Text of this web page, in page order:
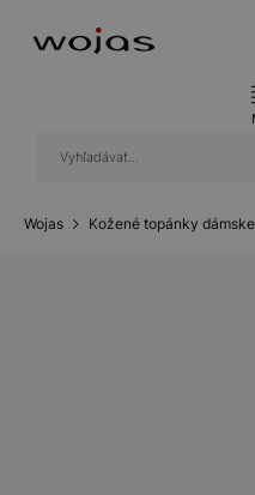
Wojas Kožené topánky dámske